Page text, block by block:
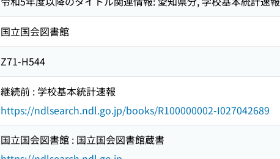
国立国会図書館
Z71-H544
継続前 : 学校基本統計速報
https://ndlsearch.ndl.go.jp/books/R100000002-I027042689
国立国会図書館 : 国立国会図書館蔵書